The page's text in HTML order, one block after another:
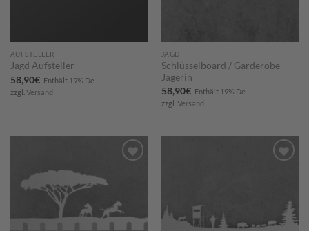
AUFSTELLER
Jagd Aufsteller
58,90€ Enthält 19% De
zzgl. Versand
JAGD
Schlüsselboard / Garderobe
Jägerin
58,90€ Enthält 19% De
zzgl. Versand
Merkzettel